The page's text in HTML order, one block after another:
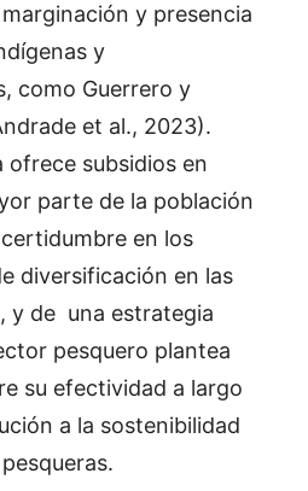
y presencia
y
como Guerrero y
et al., 2023).
ofrece subsidios en
parte de la población
en los
diversificación en las
y de una estrategia
pesquero plantea
su efectividad a largo
a la sostenibilidad